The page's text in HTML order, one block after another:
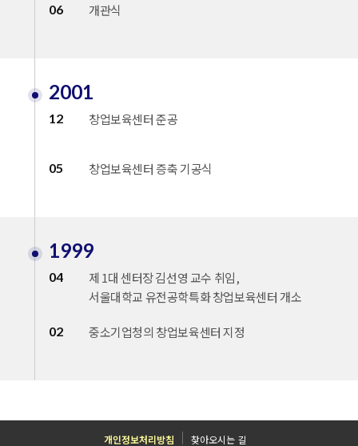
06 개관식
2001
12 창업보육센터 준공
05 창업보육센터 증축 기공식
1999
04
제 1대 센터장 김선영 교수 취임,
서울대학교 유전공학특화 창업보육센터 개소
02 중소기업청의 창업보육센터 지정
개인정보처리방침 찾아오시는 길